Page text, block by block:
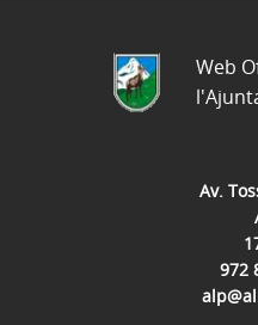
Av.
972
Web